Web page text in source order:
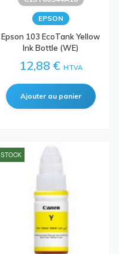
EPSON
Epson 103 EcoTank Yellow
Ink Bottle (WE)
12,88 € HTVA
STOCK